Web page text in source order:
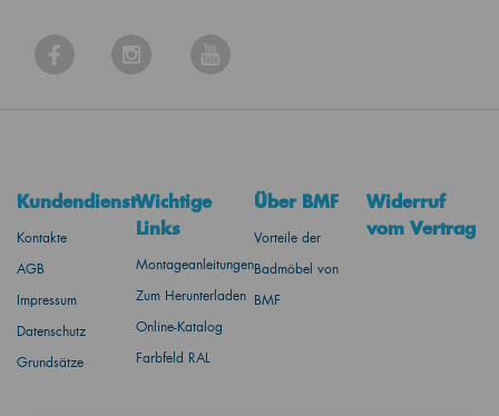
Kundendienst
Kontakte
AGB
Impressum
Datenschutz
Grundsätze
Wichtige
Links
Montageanleitungen
Zum Herunterladen
Online-Katalog
Farbfeld RAL
Über BMF
Vorteile der
Badmöbel von
BMF
Widerruf
vom Vertrag